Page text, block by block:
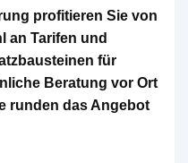
profitieren Sie von
an Tarifen und
für
Beratung vor Ort
runden das Angebot